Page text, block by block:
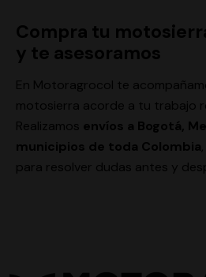
Compra tu
y te asesoramos
En Motoragrocol te
motosierra acorde a tu trabajo
Realizamos envíos a Bogotá,
municipios de toda Colombia
para resolver dudas antes y